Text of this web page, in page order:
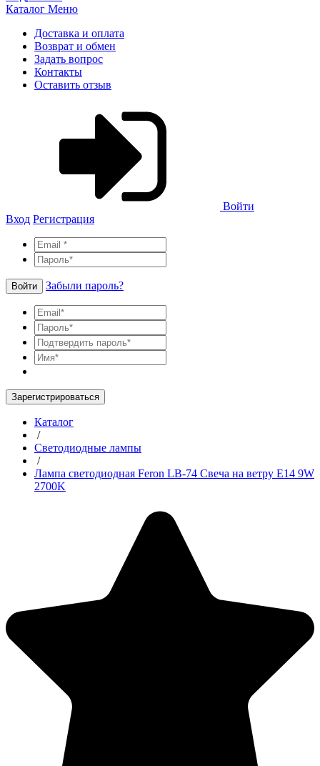
Каталог Меню
Доставка и оплата
Возврат и обмен
Задать вопрос
Контакты
Оставить отзыв
Войти
Вход Регистрация
Войти Забыли пароль?
Зарегистрироваться
Каталог
/
Светодиодные лампы
/
Лампа светодиодная Feron LB-74 Свеча на ветру E14 9W
2700K